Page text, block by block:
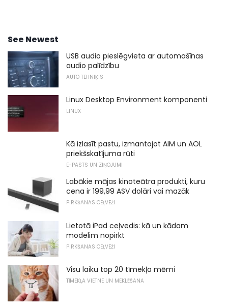
See Newest
USB audio pieslēgvieta ar automašīnas
audio palīdzību
AUTO TEHNIĶIS
Linux Desktop Environment komponenti
LINUX
Kā izlasīt pastu, izmantojot AIM un AOL
priekšskatījuma rūti
E-PASTS UN ZIŅOJUMI
Labākie mājas kinoteātra produkti, kuru
cena ir 199,99 ASV dolāri vai mazāk
PIRKŠANAS CEĻVEŽI
Lietotā iPad ceļvedis: kā un kādam
modelim nopirkt
PIRKŠANAS CEĻVEŽI
Visu laiku top 20 tīmekļa mēmi
TĪMEKĻA VIETNE UN MEKLĒŠANA